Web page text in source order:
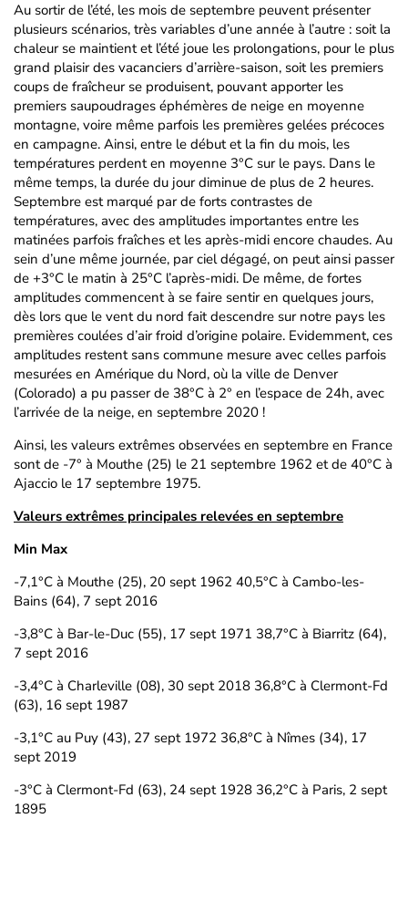
Au sortir de l’été, les mois de septembre peuvent présenter
plusieurs scénarios, très variables d’une année à l’autre : soit la
chaleur se maintient et l’été joue les prolongations, pour le plus
grand plaisir des vacanciers d’arrière-saison, soit les premiers
coups de fraîcheur se produisent, pouvant apporter les
premiers saupoudrages éphémères de neige en moyenne
montagne, voire même parfois les premières gelées précoces
en campagne. Ainsi, entre le début et la fin du mois, les
températures perdent en moyenne 3°C sur le pays. Dans le
même temps, la durée du jour diminue de plus de 2 heures.
Septembre est marqué par de forts contrastes de
températures, avec des amplitudes importantes entre les
matinées parfois fraîches et les après-midi encore chaudes. Au
sein d’une même journée, par ciel dégagé, on peut ainsi passer
de +3°C le matin à 25°C l’après-midi. De même, de fortes
amplitudes commencent à se faire sentir en quelques jours,
dès lors que le vent du nord fait descendre sur notre pays les
premières coulées d’air froid d’origine polaire. Evidemment, ces
amplitudes restent sans commune mesure avec celles parfois
mesurées en Amérique du Nord, où la ville de Denver
(Colorado) a pu passer de 38°C à 2° en l’espace de 24h, avec
l’arrivée de la neige, en septembre 2020 !
Ainsi, les valeurs extrêmes observées en septembre en France
sont de -7° à Mouthe (25) le 21 septembre 1962 et de 40°C à
Ajaccio le 17 septembre 1975.
Valeurs extrêmes principales relevées en septembre
Min Max
-7,1°C à Mouthe (25), 20 sept 1962 40,5°C à Cambo-les-
Bains (64), 7 sept 2016
-3,8°C à Bar-le-Duc (55), 17 sept 1971 38,7°C à Biarritz (64),
7 sept 2016
-3,4°C à Charleville (08), 30 sept 2018 36,8°C à Clermont-Fd
(63), 16 sept 1987
-3,1°C au Puy (43), 27 sept 1972 36,8°C à Nîmes (34), 17
sept 2019
-3°C à Clermont-Fd (63), 24 sept 1928 36,2°C à Paris, 2 sept
1895